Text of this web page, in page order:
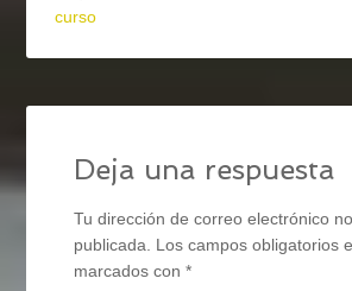
curso
Deja una respuesta
Tu dirección de correo electrónico
publicada.
Los campos obligatorios
marcados con*